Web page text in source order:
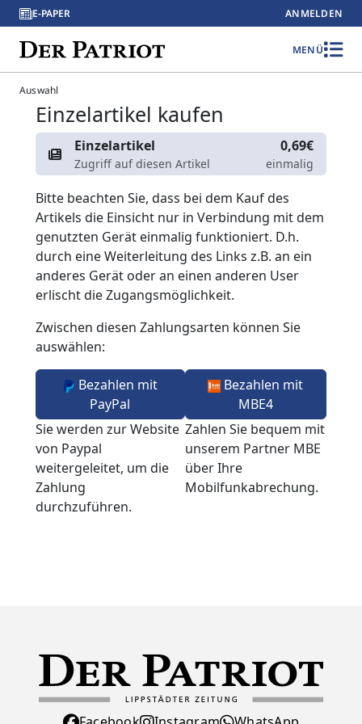
E-PAPER ANMELDEN
MENÜ
Auswahl
Einzelartikel kaufen
Einzelartikel
Zugriff auf diesen Artikel
0,69€
einmalig
Bitte beachten Sie, dass bei dem Kauf des
Artikels die Einsicht nur in Verbindung mit dem
genutzten Gerät einmalig funktioniert. D.h.
durch eine Weiterleitung des Links z.B. an ein
anderes Gerät oder an einen anderen User
erlischt die Zugangsmöglichkeit.
Zwischen diesen Zahlungsarten können Sie
auswählen:
Bezahlen mit
PayPal
Sie werden zur Website
von Paypal
weitergeleitet, um die
Zahlung
durchzuführen.
Bezahlen mit
MBE4
Zahlen Sie bequem mit
unserem Partner MBE
über Ihre
Mobilfunkabrechung.